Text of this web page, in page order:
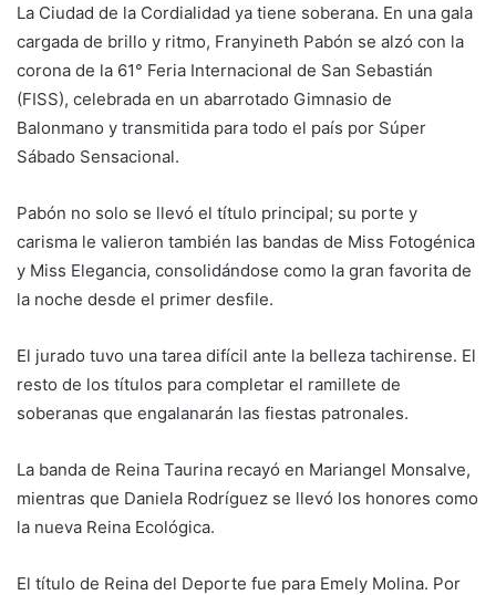
La Ciudad de la Cordialidad ya tiene soberana. En una gala
cargada de brillo y ritmo, Franyineth Pabón se alzó con la
corona de la 61° Feria Internacional de San Sebastián
(FISS), celebrada en un abarrotado Gimnasio de
Balonmano y transmitida para todo el país por Súper
Sábado Sensacional.
​Pabón no solo se llevó el título principal; su porte y
carisma le valieron también las bandas de Miss Fotogénica
y Miss Elegancia, consolidándose como la gran favorita de
la noche desde el primer desfile.
​El jurado tuvo una tarea difícil ante la belleza tachirense. El
resto de los títulos para completar el ramillete de
soberanas que engalanarán las fiestas patronales.
​La banda de Reina Taurina recayó en Mariangel Monsalve,
mientras que Daniela Rodríguez se llevó los honores como
la nueva Reina Ecológica.
El título de Reina del Deporte fue para Emely Molina. Por